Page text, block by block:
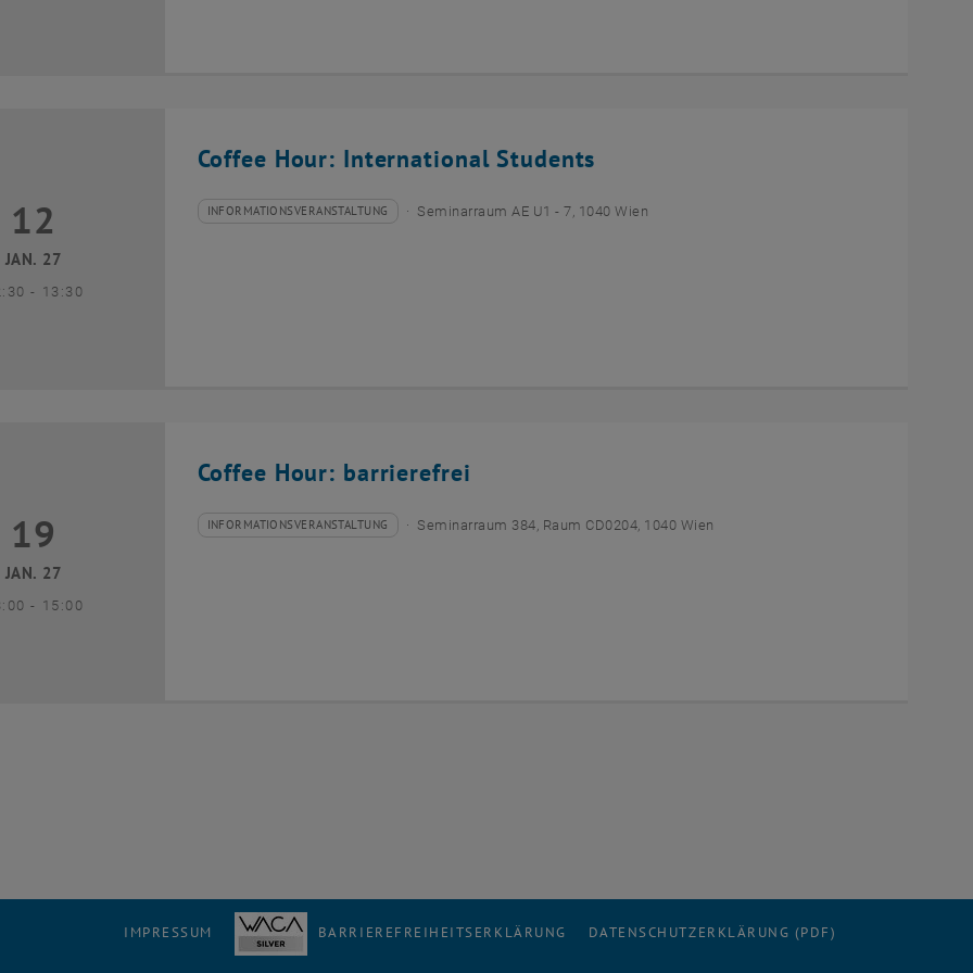
Coffee Hour: International Students
Januar 2027
12
JAN. 27
- bis
13:30
Veranstaltungstyp:
INFORMATIONSVERANSTALTUNG
Veranstaltungsort: Seminarraum AE U1 - 7, 1040 Wien
Coffee Hour: barrierefrei
Januar 2027
19
JAN. 27
- bis
15:00
Veranstaltungstyp:
INFORMATIONSVERANSTALTUNG
Veranstaltungsort: Seminarraum 384, Raum CD0204, 1040 Wien
IMPRESSUM BARRIEREFREIHEITSERKLÄRUNG DATENSCHUTZERKLÄRUNG (PDF)